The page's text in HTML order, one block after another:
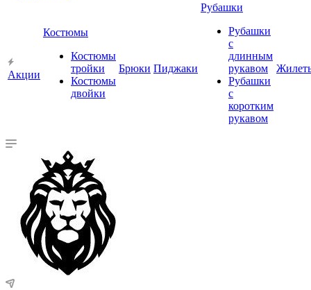
Акции
Костюмы
Костюмы
тройки
Костюмы
двойки
Брюки Пиджаки
Рубашки
Рубашки
с
длинным
рукавом
Рубашки
с
коротким
рукавом